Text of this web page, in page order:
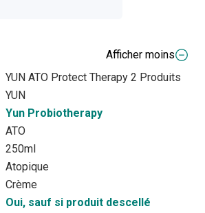
Afficher moins
YUN ATO Protect Therapy 2 Produits
YUN
Yun Probiotherapy
ATO
250ml
Atopique
Crème
Oui, sauf si produit descellé